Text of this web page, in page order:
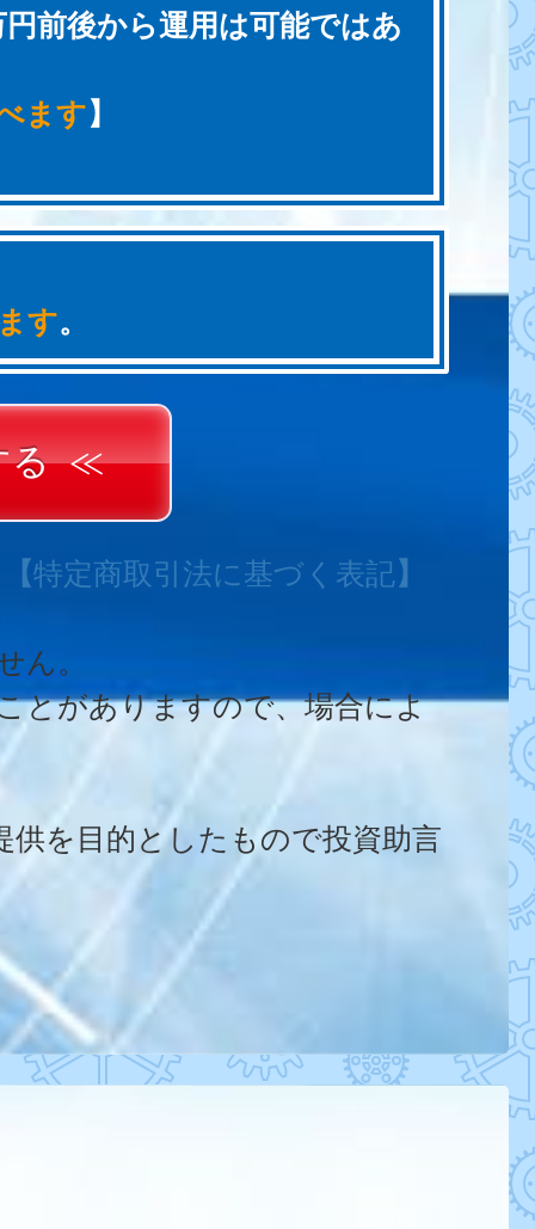
前後から運用は可能ではあ
ます】
す。
る
【特定商取引法に基づく表記】
ん。
とがありますので、場合によ
供を目的としたもので投資助言